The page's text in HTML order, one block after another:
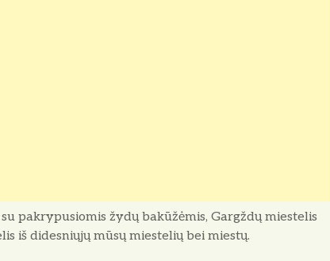
pakrypusiomis žydų bakūžėmis, Gargždų miestelis
iš didesniųjų mūsų miestelių bei miestų.